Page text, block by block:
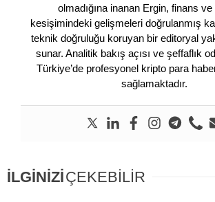
olmadığına inanan Ergin, finans
kesişimindeki gelişmeleri doğrulanmış
teknik doğruluğu koruyan bir editoryal
sunar. Analitik bakış açısı ve şeffaflık
Türkiye’de profesyonel kripto para
sağlamaktadır.
İLGİNİZİÇEKEBİLİR